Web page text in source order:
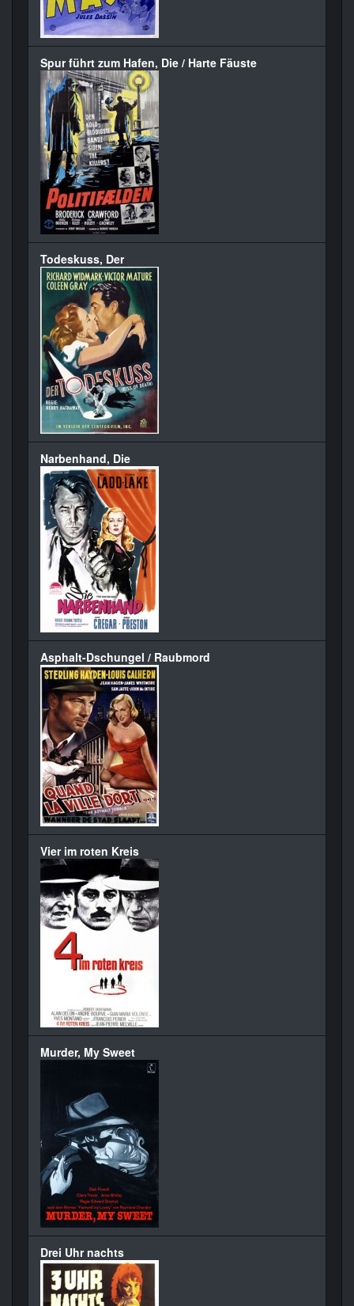
Spur führt zum Hafen, Die / Harte Fäuste
Todeskuss, Der
Narbenhand, Die
Asphalt-Dschungel / Raubmord
Vier im roten Kreis
Murder, My Sweet
Drei Uhr nachts